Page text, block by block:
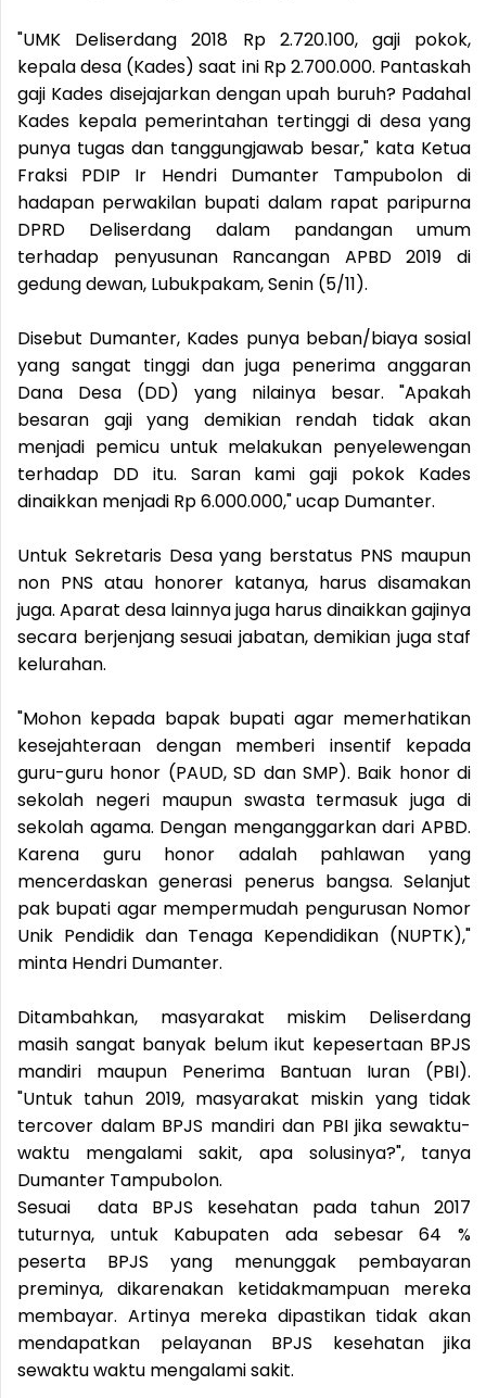
"UMK Deliserdang 2018 Rp 2.720.100, gaji pokok,
kepala desa (Kades) saat ini Rp 2.700.000. Pantaskah
gaji Kades disejajarkan dengan upah buruh? Padahal
Kades kepala pemerintahan tertinggi di desa yang
punya tugas dan tanggungjawab besar," kata Ketua
Fraksi PDIP Ir Hendri Dumanter Tampubolon di
hadapan perwakilan bupati dalam rapat paripurna
DPRD Deliserdang dalam pandangan umum
terhadap penyusunan Rancangan APBD 2019 di
gedung dewan, Lubukpakam, Senin (5/11).
Disebut Dumanter, Kades punya beban/biaya sosial
yang sangat tinggi dan juga penerima anggaran
Dana Desa (DD) yang nilainya besar. "Apakah
besaran gaji yang demikian rendah tidak akan
menjadi pemicu untuk melakukan penyelewengan
terhadap DD itu. Saran kami gaji pokok Kades
dinaikkan menjadi Rp 6.000.000," ucap Dumanter.
Untuk Sekretaris Desa yang berstatus PNS maupun
non PNS atau honorer katanya, harus disamakan
juga. Aparat desa lainnya juga harus dinaikkan gajinya
secara berjenjang sesuai jabatan, demikian juga staf
kelurahan.
"Mohon kepada bapak bupati agar memerhatikan
kesejahteraan dengan memberi insentif kepada
guru-guru honor (PAUD, SD dan SMP). Baik honor di
sekolah negeri maupun swasta termasuk juga di
sekolah agama. Dengan menganggarkan dari APBD.
Karena guru honor adalah pahlawan yang
mencerdaskan generasi penerus bangsa. Selanjut
pak bupati agar mempermudah pengurusan Nomor
Unik Pendidik dan Tenaga Kependidikan (NUPTK),"
minta Hendri Dumanter.
Ditambahkan, masyarakat miskim Deliserdang
masih sangat banyak belum ikut kepesertaan BPJS
mandiri maupun Penerima Bantuan Iuran (PBI).
"Untuk tahun 2019, masyarakat miskin yang tidak
tercover dalam BPJS mandiri dan PBI jika sewaktu-
waktu mengalami sakit, apa solusinya?", tanya
Dumanter Tampubolon.
Sesuai data BPJS kesehatan pada tahun 2017
tuturnya, untuk Kabupaten ada sebesar 64 %
peserta BPJS yang menunggak pembayaran
preminya, dikarenakan ketidakmampuan mereka
membayar. Artinya mereka dipastikan tidak akan
mendapatkan pelayanan BPJS kesehatan jika
sewaktu waktu mengalami sakit.